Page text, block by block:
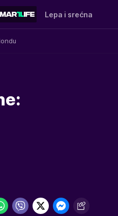
Lepa i srećna